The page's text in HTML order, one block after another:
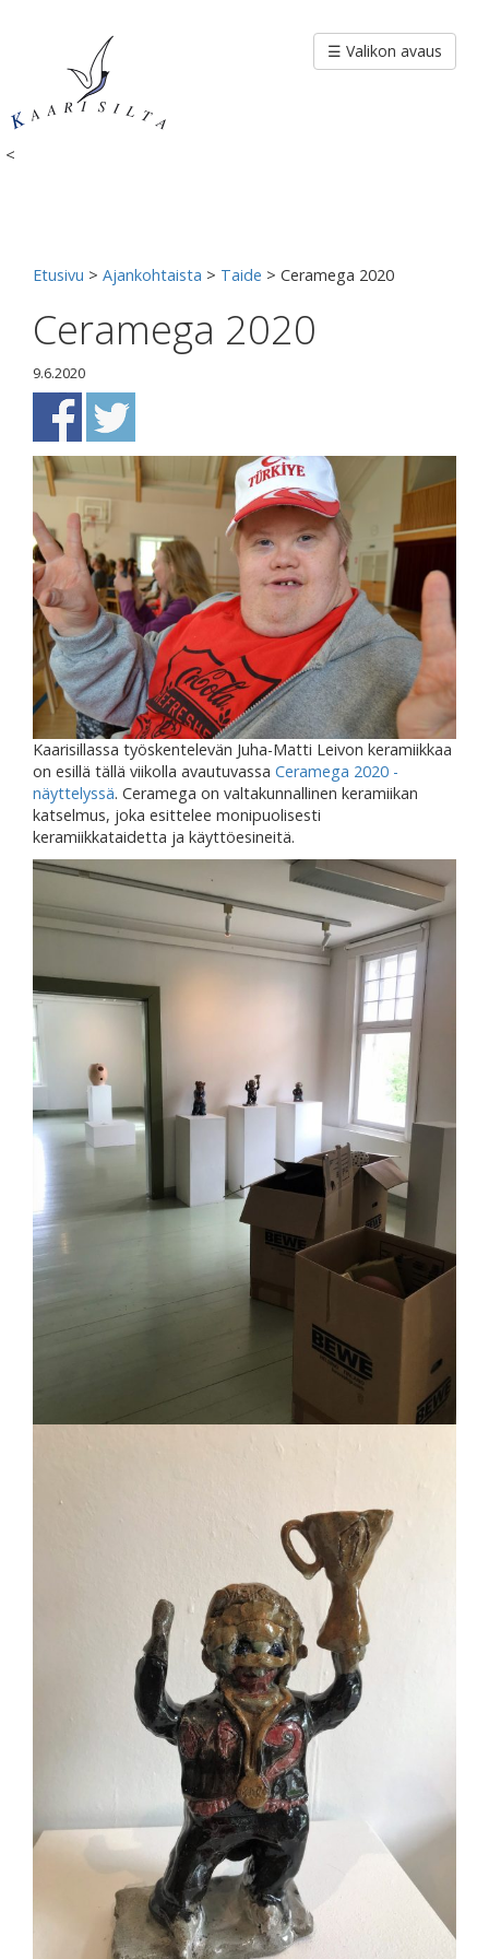
<
☰ Valikon avaus
Etusivu > Ajankohtaista > Taide > Ceramega 2020
Ceramega 2020
9.6.2020
Kaarisillassa työskentelevän Juha-Matti Leivon keramiikkaa
on esillä tällä viikolla avautuvassa Ceramega 2020 -
näyttelyssä. Ceramega on valtakunnallinen keramiikan
katselmus, joka esittelee monipuolisesti
keramiikkataidetta ja käyttöesineitä.